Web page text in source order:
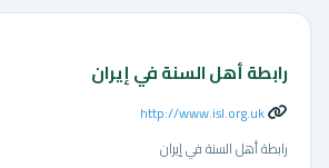
رابطة أهل السنة في إيران
http://www.isl.org.uk
رابطة أهل السنة في إيران